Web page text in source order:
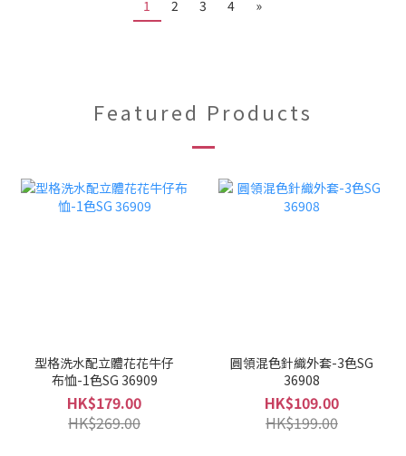
1 2 3 4 »
Featured Products
型格洗水配立體花花牛仔
布恤-1色SG 36909
HK$179.00
HK$269.00
圓領混色針織外套-3色SG
36908
HK$109.00
HK$199.00